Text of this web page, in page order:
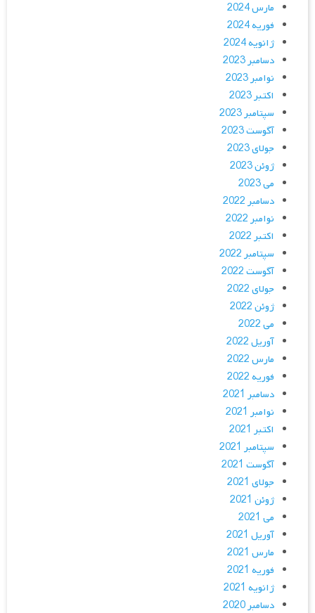
مارس 2024
فوریه 2024
ژانویه 2024
دسامبر 2023
نوامبر 2023
اکتبر 2023
سپتامبر 2023
آگوست 2023
جولای 2023
ژوئن 2023
می 2023
دسامبر 2022
نوامبر 2022
اکتبر 2022
سپتامبر 2022
آگوست 2022
جولای 2022
ژوئن 2022
می 2022
آوریل 2022
مارس 2022
فوریه 2022
دسامبر 2021
نوامبر 2021
اکتبر 2021
سپتامبر 2021
آگوست 2021
جولای 2021
ژوئن 2021
می 2021
آوریل 2021
مارس 2021
فوریه 2021
ژانویه 2021
دسامبر 2020